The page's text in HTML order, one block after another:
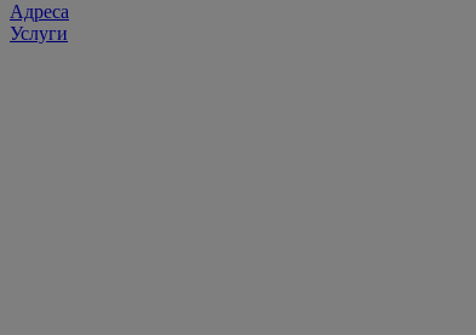
Адреса
Услуги